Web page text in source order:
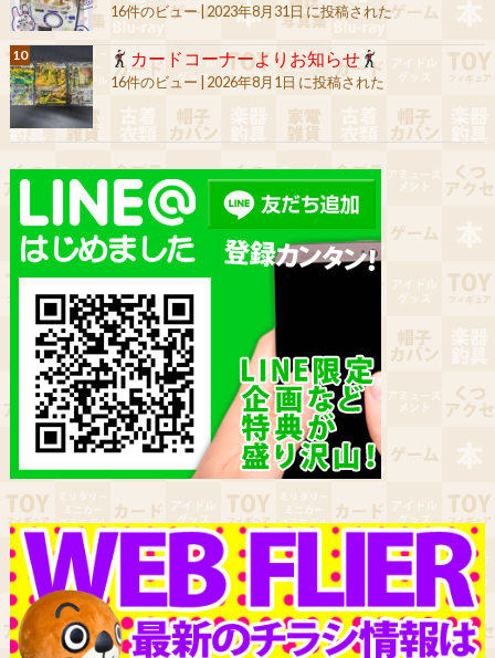
16件のビュー|2023年8月31日 に投稿された
カードコーナーよりお知らせ
16件のビュー 2026年8月1日 に投稿された